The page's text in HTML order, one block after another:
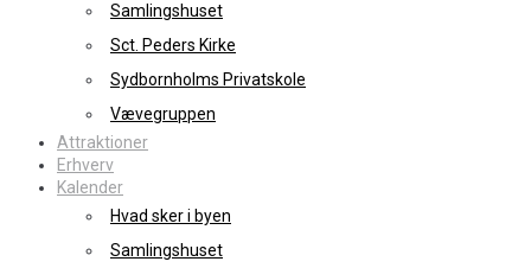
Samlingshuset
Sct. Peders Kirke
Sydbornholms Privatskole
Vævegruppen
Attraktioner
Erhverv
Kalender
Hvad sker i byen
Samlingshuset